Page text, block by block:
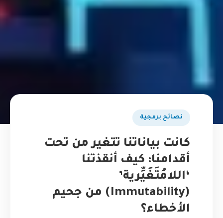
نصائح برمجية
كانت بياناتنا تتغير من تحت
أقدامنا: كيف أنقذتنا
‘اللامُتَغَيِّرية’
(Immutability) من جحيم
الأخطاء؟